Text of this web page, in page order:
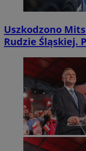
Uszkodzono
Rudzie Śląskiej.